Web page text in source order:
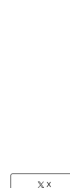
X